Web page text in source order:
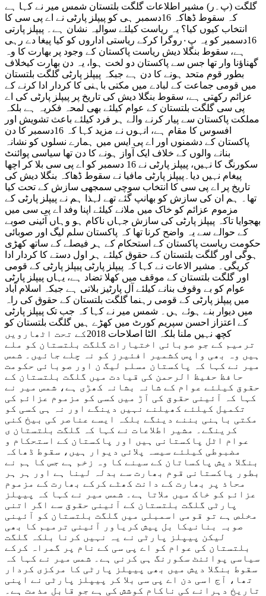
گلگت (پ۔ر) مشیر اطلاعات گلگت بلتستان شمس میر نے کہا ہے
کہ سقوط ڈھاکہ 16دسمبر ہی کو پیپلز پارٹی نے اے پی سی کا
انتخاب کیوں کیا؟ یہ ریاست کیلئے سوالیہ نشان ہے۔ پیپلز پارتی
16دسمبر کو یہ پ۰روگرا کرکے ریاستی اداروں کو کیا پیغا دے رہی
ہے، سقوط بنگلا دیش ریاست پاکستان کے وجود پر بھارت کا وہ
گھناؤنا وار تھا جس سے پاکستان دو لخت ہوا، یہ دن بھارت کیخلاف
بطور قوم متحد ہونے کا دن ہے جبکہ پیپلز پارٹی گلگت بلتستان
میں قومی جماعت کے لبادے میں مکتی باہنی کا کردار ادا کرنے کے
عزائم رکھتی ہے، سقوط بنگلا دیش کی تاریخ پر پیپلز پارٹی کی اے
پی سی گلگت بلتستان کے عوام کیلئے بھی لمحہ فکریہ ہے بلکہ
مملکت پاکستان سے پیار کرنے والے ہر فرد کیلئے باعث تشویش اور
افسوس کا مقام ہے، انہوں نے مزید کہا کہ 16دسمبر کا دن
پاکستان کے دشمنوں اور اے پی ایس میں ہمارے نسلوں کو نشانہ
بنانے والوں کے خلاف ایک آواز ہونے کا دن تھا سیاسی پوائنٹ
سکورنگ کا نہیں، پیپلز پارٹی نے 16 دسمبر کو اے پی سی بلا کر اچھا
پیغام نہیں دیا۔پیپلز پارٹی مافیا نے سقوط ڈھاکہ بنگلا دیش کی
تاریخ پر اے پی سی کا انتخاب سوچی سمجھی سازش کے تحت کیا
تھا۔ ہم ان کی سازش کو بھانپ گئے تھے لہذا ہم نے پیپلز پارٹی کے
مزموم عزائم کو خاک میں ملانے کیلئے اپنا وفد اے پی سی میں
بھجوایا تاکہ پیپلز پارٹی کی سازش جہاں ناکام ہو وہاں آئینی صوبے
کے حوالے سے یہ واضح کرنا تھا کہ پاکستان سلم لیگ اور صوبائی
حکومت ریاست پاکستان کے استحکام کے ہر فیصلے کے ساتھ کھڑی
ہوگی اور گلگت بلتستان کے حقوق کیلئے ہر اول دستے کا کردار ادا
کریگی۔ مشیر الاعات نے کہا کہ پیپلز پارٹی پیپلز پارٹی کے قومی
اور گلگت بلتستان کے موقف میں کھلا تضاد ہے، یہاں پیپلز پارٹی
عوام کو بے وقوف بنانے کیلئے آل پارٹیز بلاتی ہے جبکہ اسلام آباد
میں پیپلز پارٹی کے قومی رہنما گلگت بلتستان کے حقوق کی راہ
میں دیوار بنے ہوئے ہں۔ شمس میر نے کہا کہ جب تک پیپلز پارٹی
کے اعتزاز احسن سپریم کورٹ میں کھڑے ہیں گلگت بلتستان کو
کچھ نہیں ملنا بلکہ الٹا اصلاحات 2018کے تحت اٹھارویں
ترمیم کے جو صوبائی اختیارات گلگت بلتستان کو ملے
ہیں وہ بھی واپس کشمیر افئیرز کو نہ چلے جائیں۔ شمس
میر نے کہا کہ پاکستان مسلم لیگ ن اور صوبائی حکومت
حافظ حفیظ الرحمن کی قیادت میں گلگت بلتستان کے
حقوق کیلئے عوام کے شانہ بشانہ کھڑی ہے، شمس میر نے
کہا کہ آئینی حقوق کی آڑ میں کسی کو مزموم عزائم کی
تکمیل کیلئے کھیلنے نہیں دینگے اور نہ ہی کسی کو
مکتی باہنی بننے دینگے بلکہ ایسے عناصر کی بیخ کنی
کرینگے۔ مشیر اطلاعات نے کہا کہ گلگت بلتستان ی
عوام اٹل پاکستانی ہیں اور پاکستان کے استحکام و
مضبوطی کیلئے سیسہ پلائی دیوار ہیں، سقوط ڈھاکہ
بنگلا دیش پاکساتان کے سینے کا وہ زخم ہے جس کا ہم نے
بطور پاکستانی قوم بھارت سے بدلہ لینا ہے اور ہر ہر
محاذ پر بھارت کے دانت کھٹے کرکے بھارت کے مزموم
عزائم کو خاک میں ملاتا ہے۔ شمس میر نے کہا کہ پیپلز
پارٹی گلگت بلتستان کے آئینی حقوق سے اگر اتنی
مخلص ہے تو قومی اسمبلی میں گلگت بلتستان کو آئینی
صوبہ بنانیکا بل پیش کریاور آئینی ترمیم کا بھی
لیکن پیپلز پارٹی نے یہ نہیں کرنا بلکہ گلگت
بلتستان کی عوام کو اے پی سی کے نام پر گمراہ کرکے
سیاسی پوائنٹ سکورنگ ہی کرنی ہے۔ شمس میر نے کہا کہ
سقوط بنگلا دیش میں بھی پیپلز پارٹی کا مرکزی کردار
تھا، آج اسی دن اے پی سی بلا کر پیپلز پارٹی نے اپنی
تاریخ دہرانے کی ناکام کوشش کی ہے جو قابل مذمت ہے۔